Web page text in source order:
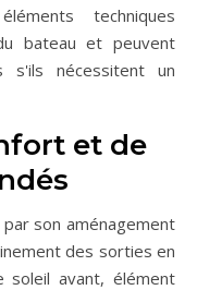
techniques
bateau et peuvent
s'ils nécessitent un
et de
son aménagement
des sorties en
avant, élément